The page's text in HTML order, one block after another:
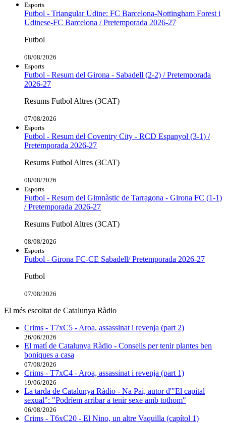
Esports
Futbol - Triangular Udine: FC Barcelona-Nottingham Forest i
Udinese-FC Barcelona / Pretemporada 2026-27
Futbol
08/08/2026
Esports
Futbol - Resum del Girona - Sabadell (2-2) / Pretemporada
2026-27
Resums Futbol Altres (3CAT)
07/08/2026
Esports
Futbol - Resum del Coventry City - RCD Espanyol (3-1) /
Pretemporada 2026-27
Resums Futbol Altres (3CAT)
08/08/2026
Esports
Futbol - Resum del Gimnàstic de Tarragona - Girona FC (1-1)
/ Pretemporada 2026-27
Resums Futbol Altres (3CAT)
08/08/2026
Esports
Futbol - Girona FC-CE Sabadell/ Pretemporada 2026-27
Futbol
07/08/2026
El més escoltat de Catalunya Ràdio
Crims - T7xC5 - Aroa, assassinat i revenja (part 2)
26/06/2026
El matí de Catalunya Ràdio - Consells per tenir plantes ben
boniques a casa
07/08/2026
Crims - T7xC4 - Aroa, assassinat i revenja (part 1)
19/06/2026
La tarda de Catalunya Ràdio - Na Pai, autor d'"El capital
sexual": "Podríem arribar a tenir sexe amb tothom"
06/08/2026
Crims - T6xC20 - El Nino, un altre Vaquilla (capítol 1)